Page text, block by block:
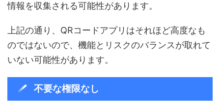
情報を収集される可能性があります。
上記の通り、QRコードアプリはそれほど高度なも
のではないので、機能とリスクのバランスが取れて
いない可能性があります。
不要な権限なし